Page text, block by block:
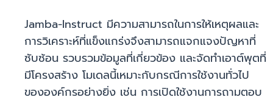
Jamba-Instruct มีความสามารถในการให้เหตุผลและ
การวิเคราะห์ที่แข็งแกร่งจึงสามารถแจกแจงปัญหาที่
ซับซ้อน รวบรวมข้อมูลที่เกี่ยวข้อง และจัดทำเอาต์พุตที่
มีโครงสร้าง โมเดลนี้เหมาะกับกรณีการใช้งานทั่วไป
ขององค์กรอย่างยิ่ง เช่น การเปิดใช้งานการถามตอบ